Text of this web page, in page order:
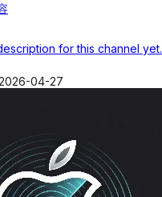
for this channel yet.
04-27